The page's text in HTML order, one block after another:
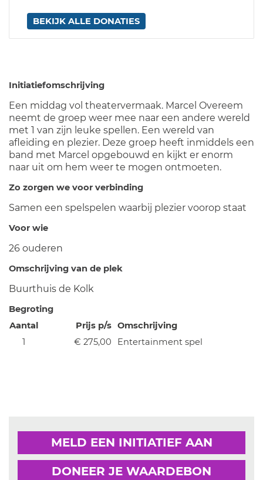
BEKIJK ALLE DONATIES
Initiatiefomschrijving
Een middag vol theatervermaak. Marcel Overeem
neemt de groep weer mee naar een andere wereld
met 1 van zijn leuke spellen. Een wereld van
afleiding en plezier. Deze groep heeft inmiddels een
band met Marcel opgebouwd en kijkt er enorm
naar uit om hem weer te mogen ontmoeten.
Zo zorgen we voor verbinding
Samen een spelspelen waarbij plezier voorop staat
Voor wie
26 ouderen
Omschrijving van de plek
Buurthuis de Kolk
Begroting
Aantal
Prijs p/s Omschrijving
1
€ 275,00 Entertainment spel
MELD EEN INITIATIEF AAN
DONEER JE WAARDEBON